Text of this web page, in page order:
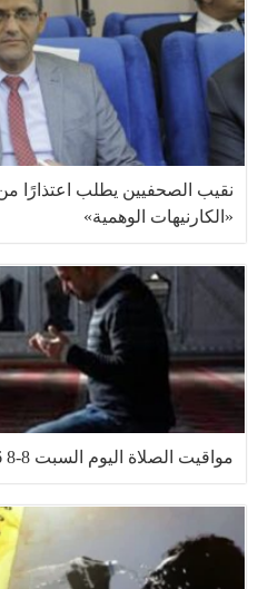
نقيب الصحفيين يطلب اعتذارًا
«الكارنيهات الوهمية»
مواقيت الصلاة اليوم السبت 8-8 2026 بالمحافظات